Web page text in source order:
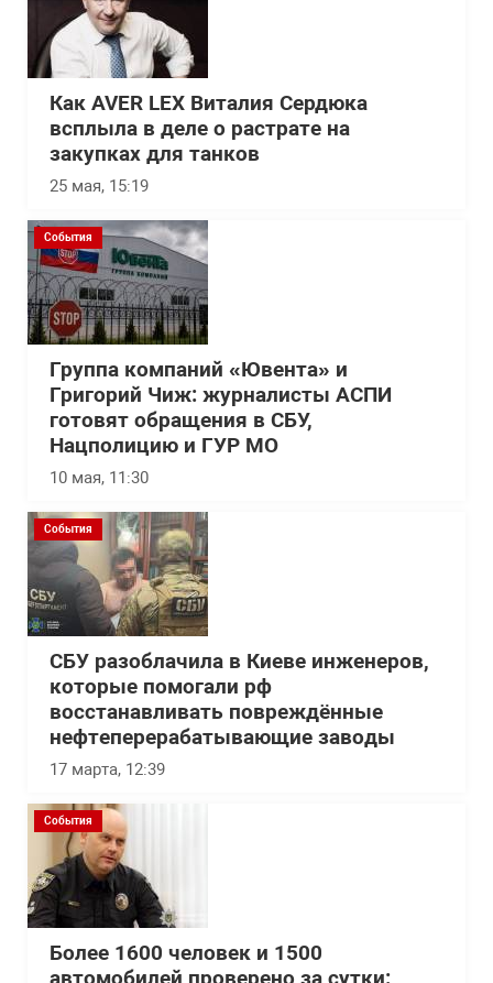
Как AVER LEX Виталия Сердюка
всплыла в деле о растрате на
закупках для танков
25 мая, 15:19
События
Группа компаний «Ювента» и
Григорий Чиж: журналисты АСПИ
готовят обращения в СБУ,
Нацполицию и ГУР МО
10 мая, 11:30
События
СБУ разоблачила в Киеве инженеров,
которые помогали рф
восстанавливать повреждённые
нефтеперерабатывающие заводы
17 марта, 12:39
События
Более 1600 человек и 1500